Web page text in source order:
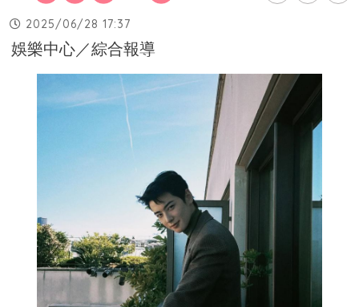
2025/06/28 17:37
娛樂中心／綜合報導